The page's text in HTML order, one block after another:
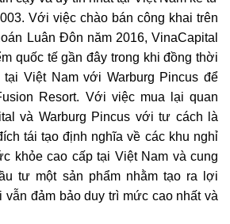
Với việc chào bán công khai trên
Luân Đôn năm 2016, VinaCapital
quốc tế gần đây trong khi đồng thời
Việt Nam với Warburg Pincus để
Resort. Với việc mua lại quan
và Warburg Pincus với tư cách là
tái tạo định nghĩa về các khu nghỉ
khỏe cao cấp tại Việt Nam và cung
tư một sản phẩm nhằm tạo ra lợi
vẫn đảm bảo duy trì mức cao nhất và